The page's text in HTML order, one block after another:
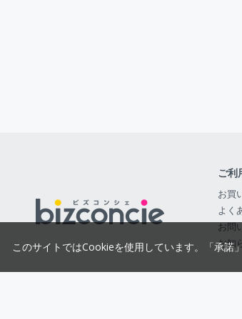
ご利
お買
よく
お問
お知
このサイトではCookieを使用しています。「承諾